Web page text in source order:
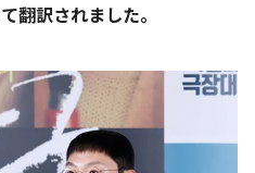
翻訳されました。